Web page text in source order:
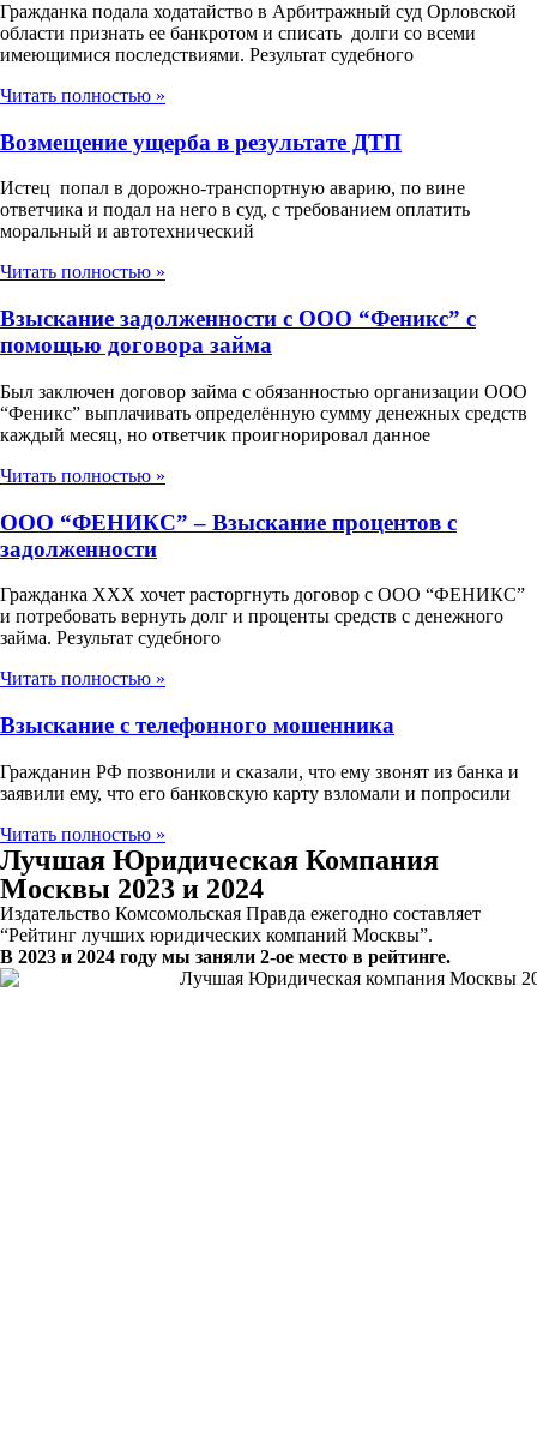
Гражданка подала ходатайство в Арбитражный суд Орловской
области признать ее банкротом и списать долги со всеми
имеющимися последствиями. Результат судебного
Читать полностью »
Возмещение ущерба в результате ДТП
Истец попал в дорожно-транспортную аварию, по вине
ответчика и подал на него в суд, с требованием оплатить
моральный и автотехнический
Читать полностью »
Взыскание задолженности с ООО “Феникс” с
помощью договора займа
Был заключен договор займа с обязанностью организации ООО
“Феникс” выплачивать определённую сумму денежных средств
каждый месяц, но ответчик проигнорировал данное
Читать полностью »
ООО “ФЕНИКС” – Взыскание процентов с
задолженности
Гражданка ХХХ хочет расторгнуть договор с ООО “ФЕНИКС”
и потребовать вернуть долг и проценты средств с денежного
займа. Результат судебного
Читать полностью »
Взыскание с телефонного мошенника
Гражданин РФ позвонили и сказали, что ему звонят из банка и
заявили ему, что его банковскую карту взломали и попросили
Читать полностью »
Лучшая Юридическая Компания
Москвы 2023 и 2024
Издательство Комсомольская Правда ежегодно составляет
“Рейтинг лучших юридических компаний Москвы”.
В 2023 и 2024 году мы заняли 2-ое место в рейтинге.